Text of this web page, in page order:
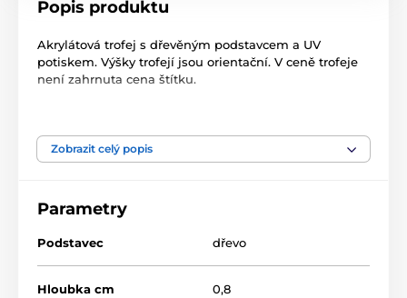
Popis produktu
Akrylátová trofej s dřevěným podstavcem a UV
potiskem. Výšky trofejí jsou orientační. V ceně trofeje
není zahrnuta cena štítku.
Produkt je zařazen v kategoriích
Zobrazit celý popis
Parametry
Podstavec dřevo
Hloubka cm 0,8